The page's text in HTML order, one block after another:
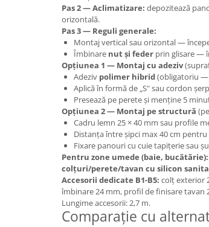
Pas 2 — Aclimatizare: depozitează
orizontală.
Pas 3 — Reguli generale:
Montaj vertical sau orizontal —
Îmbinare nut și feder prin glisare —
Opțiunea 1 — Montaj cu adeziv
Adeziv polimer hibrid(obligatoriu —
Aplică în formă de „S" sau cordon
Presează pe perete și menține 5
Opțiunea 2 — Montaj pe structură
Cadru lemn 25 × 40 mm sau profile
Distanța între șipci max 40 cm
Fixare panouri cu cuie tapițerie sau
Pentru zone umede (baie, bucătărie):
colțuri/perete/tavan cu silicon
Accesorii dedicate B1-B5: colț exterior
îmbinare 24 mm, profil de finisare tavan
Lungime accesorii: 2,7 m.
Comparație cu